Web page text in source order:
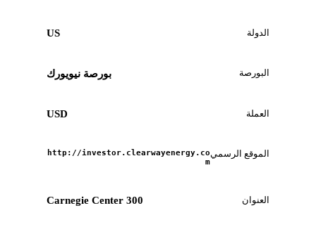
الدولة US
البورصة بورصة نيويورك
العملة USD
الموقع الرسمي http://investor.clearwayenergy.co
m
العنوان 300 Carnegie Center